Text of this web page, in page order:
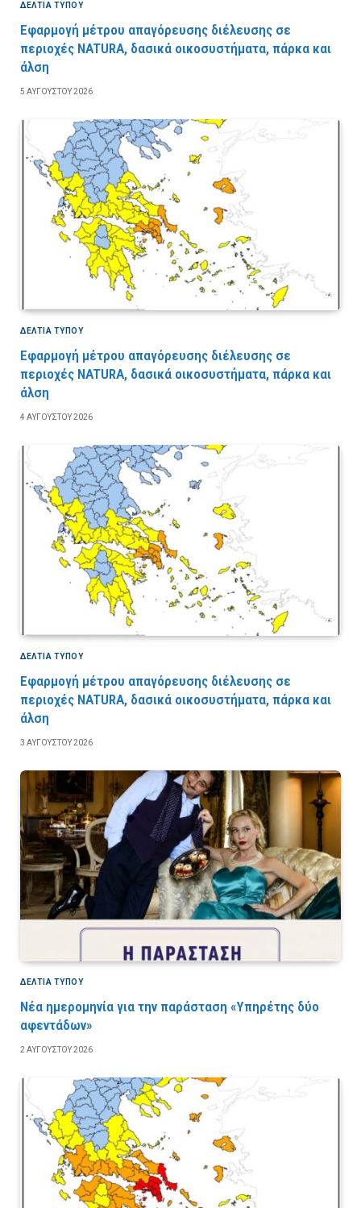
ΔΕΛΤΙΑ ΤΥΠΟΥ
Εφαρμογή μέτρου απαγόρευσης διέλευσης σε
περιοχές NATURA, δασικά οικοσυστήματα, πάρκα και
άλση
5 ΑΥΓΟΎΣΤΟΥ 2026
ΔΕΛΤΙΑ ΤΥΠΟΥ
Εφαρμογή μέτρου απαγόρευσης διέλευσης σε
περιοχές NATURA, δασικά οικοσυστήματα, πάρκα και
άλση
4 ΑΥΓΟΎΣΤΟΥ 2026
ΔΕΛΤΙΑ ΤΥΠΟΥ
Εφαρμογή μέτρου απαγόρευσης διέλευσης σε
περιοχές NATURA, δασικά οικοσυστήματα, πάρκα και
άλση
3 ΑΥΓΟΎΣΤΟΥ 2026
ΔΕΛΤΙΑ ΤΥΠΟΥ
Νέα ημερομηνία για την παράσταση «Υπηρέτης δύο
αφεντάδων»
2 ΑΥΓΟΎΣΤΟΥ 2026